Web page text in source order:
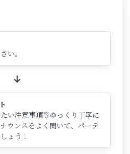
い。
い注意事項等ゆっくり丁寧に
ウンスをよく聞いて、パーテ
ょう！